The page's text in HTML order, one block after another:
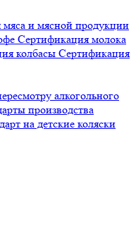
мяса и мясной продукции
Сертификация молока
колбасы Сертификация
алкогольного
производства
на детские коляски